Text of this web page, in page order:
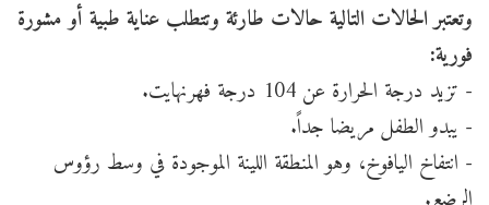
وتعتبر الحالات التالية حالات طارئة وتتطلب عناية طبية أو مشورة
فورية:
- تزيد درجة الحرارة عن 104 درجة فهرنهايت.
- يبدو الطفل مريضا جداً.
- انتفاخ اليافوخ، وهو المنطقة اللينة الموجودة في وسط رؤوس